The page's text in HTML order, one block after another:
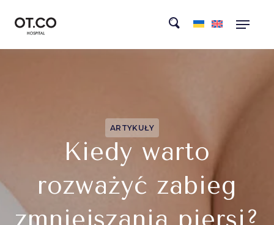
ARTYKUŁY
Kiedy warto
rozważyć zabieg
zmniejszania piersi?